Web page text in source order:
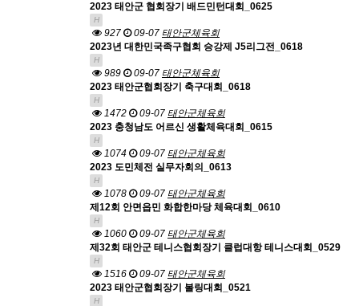
2023 태안군 협회장기 배드민턴대회_0625
H
927 09-07 태안군체육회
2023년 대한민국족구협회 승강제 J5리그전_0618
H
989 09-07 태안군체육회
2023 태안군협회장기 축구대회_0618
H
1472 09-07 태안군체육회
2023 충청남도 어르신 생활체육대회_0615
H
1074 09-07 태안군체육회
2023 도민체전 실무자회의_0613
H
1078 09-07 태안군체육회
제12회 안면읍민 화합한마당 체육대회_0610
H
1060 09-07 태안군체육회
제32회 태안군 테니스협회장기 클럽대항 테니스대회_0529
H
1516 09-07 태안군체육회
2023 태안군협회장기 볼링대회_0521
H